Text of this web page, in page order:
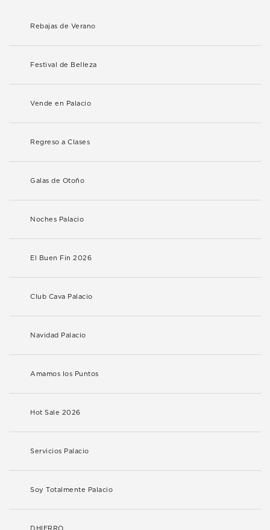
Rebajas de Verano
Festival de Belleza
Vende en Palacio
Regreso a Clases
Galas de Otoño
Noches Palacio
El Buen Fin 2026
Club Cava Palacio
Navidad Palacio
Amamos los Puntos
Hot Sale 2026
Servicios Palacio
Soy Totalmente Palacio
DHIERRO